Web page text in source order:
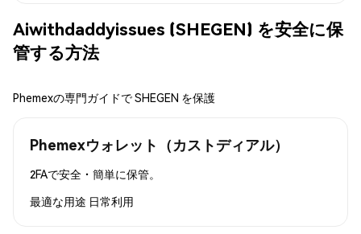
Aiwithdaddyissues (SHEGEN) を安全に保
管する方法
Phemexの専門ガイドで SHEGEN を保護
Phemexウォレット（カストディアル）
2FAで安全・簡単に保管。
最適な用途 日常利用